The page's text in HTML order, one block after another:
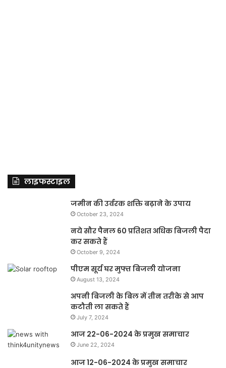
लाइफस्टाइल
जमीन की उर्वरक शक्ति बढ़ाने के उपाय
October 23, 2024
नये सौर पैनल 60 प्रतिशत अधिक बिजली पैदा
कर सकते हैं
October 9, 2024
पीएम सूर्य घर मुफ्त बिजली योजना
August 13, 2024
अपनी बिजली के बिल में तीन तरीके से आप
कटौती ला सकते हैं
July 7, 2024
आज 22-06-2024 के प्रमुख समाचार
June 22, 2024
आज 12-06-2024 के प्रमुख समाचार